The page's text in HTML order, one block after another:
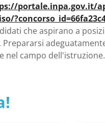
portale.inpa.gov.it/
che aspirano a
nel campo